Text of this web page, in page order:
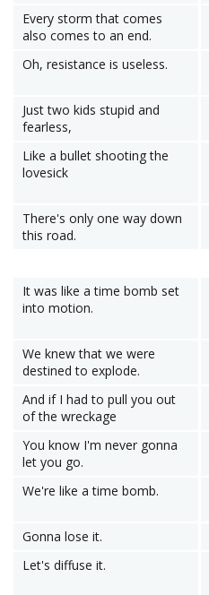
Every storm that comes
also comes to an end.
Oh, resistance is useless.
Just two kids stupid and
fearless,
Like a bullet shooting the
lovesick
There's only one way down
this road.
It was like a time bomb set
into motion.
We knew that we were
destined to explode.
And if I had to pull you out
of the wreckage
You know I'm never gonna
let you go.
We're like a time bomb.
Gonna lose it.
Let's diffuse it.